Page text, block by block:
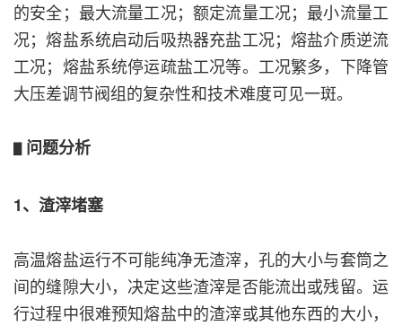
的安全；最大流量工况；额定流量工况；最小流量工
况；熔盐系统启动后吸热器充盐工况；熔盐介质逆流
工况；熔盐系统停运疏盐工况等。工况繁多，下降管
大压差调节阀组的复杂性和技术难度可见一斑。
问题分析
1、渣滓堵塞
高温熔盐运行不可能纯净无渣滓，孔的大小与套筒之
间的缝隙大小，决定这些渣滓是否能流出或残留。运
行过程中很难预知熔盐中的渣滓或其他东西的大小，